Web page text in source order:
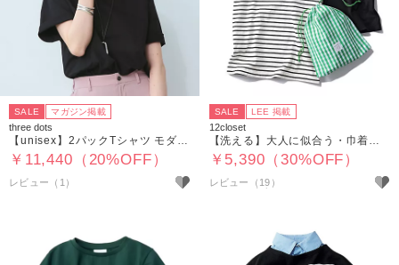
SALE マガジン掲載
three dots
￥11,440（20%OFF）
レビュー（1）
SALE LEE 掲載
12closet
￥5,390（30%OFF）
レビュー（19）